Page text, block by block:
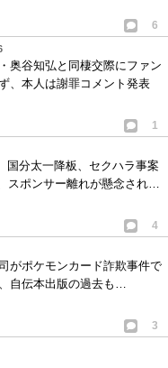
6
奥谷知弘と同棲交際にファン
、本人は謝罪コメント発表
1
国分太一降板、セクハラ事案
スポンサー離れが懸念され…
4
がポケモンカード詐欺事件で
自伝本出版の過去も…
3